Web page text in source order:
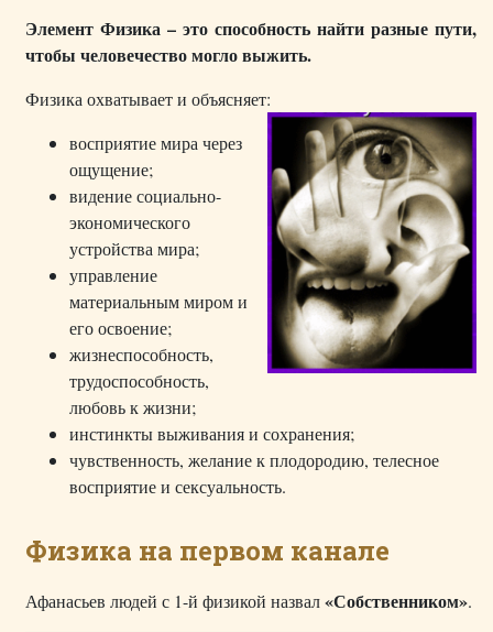
Элемент Физика – это способность найти разные пути,
чтобы человечество могло выжить.
Физика охватывает и объясняет:
восприятие мира через
ощущение;
видение социально-
экономического
устройства мира;
управление
материальным миром и
его освоение;
жизнеспособность,
трудоспособность,
любовь к жизни;
инстинкты выживания и сохранения;
чувственность, желание к плодородию, телесное
восприятие и сексуальность.
Физика на первом канале
Афанасьев людей с 1-й физикой назвал«Собственником».